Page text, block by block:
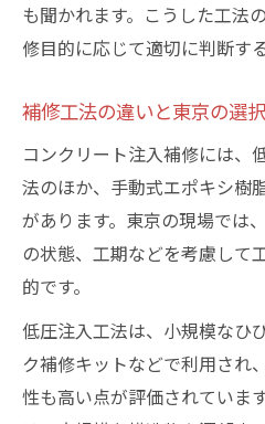
も聞かれます。こうした工法
修目的に応じて適切に判断す
補修工法の違いと東京の選
コンクリート注入補修には、
法のほか、手動式エポキシ樹
があります。東京の現場では
の状態、工期などを考慮して
的です。
低圧注入工法は、小規模なひ
ク補修キットなどで利用され
性も高い点が評価されていま